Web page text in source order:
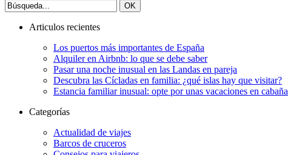
Articulos recientes
Los puertos más importantes de España
Alquiler en Airbnb: lo que se debe saber
Pasar una noche inusual en las Landas en pareja
Descubra las Cícladas en familia: ¿qué islas hay que visitar?
Estancia familiar inusual: opte por unas vacaciones en cabaña
Categorías
Actualidad de viajes
Barcos de cruceros